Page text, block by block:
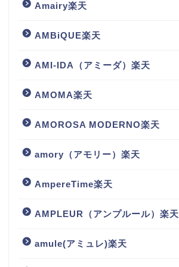
Amairy楽天
AMBiQUE楽天
AMI-IDA（アミーダ）楽天
AMOMA楽天
AMOROSA MODERNO楽天
amory（アモリー）楽天
AmpereTime楽天
AMPLEUR（アンプルール）楽天
amule(アミュレ)楽天